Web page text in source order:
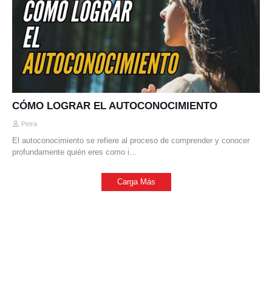
CÓMO LOGRAR EL AUTOCONOCIMIENTO
Petra
El autoconocimiento se refiere al proceso de comprender y conocer
profundamente quién eres como i…
Carga Más